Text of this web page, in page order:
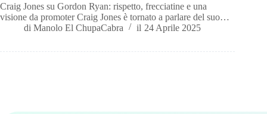
Craig Jones su Gordon Ryan: rispetto, frecciatine e una
visione da promoter Craig Jones è tornato a parlare del suo…
di Manolo El ChupaCabra il 24 Aprile 2025